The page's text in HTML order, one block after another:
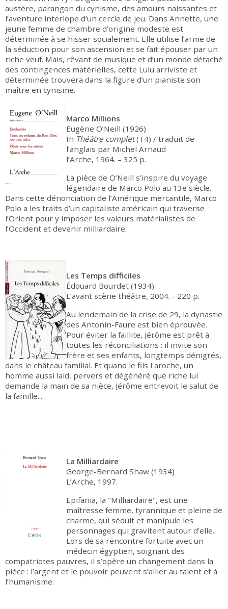
austère, parangon du cynisme, des amours naissantes et
l’aventure interlope d’un cercle de jeu. Dans Annette, une
jeune femme de chambre d’origine modeste est
déterminée à se hisser socialement. Elle utilise l’arme de
la séduction pour son ascension et se fait épouser par un
riche veuf. Mais, rêvant de musique et d’un monde détaché
des contingences matérielles, cette Lulu arriviste et
déterminée trouvera dans la figure d’un pianiste son
maître en cynisme.
Marco Millions
Eugène O’Neill (1926)
In Théâtre complet(T4) / traduit de
l’anglais par Michel Arnaud
l’Arche, 1964. – 325 p.
La pièce de O’Neill s’inspire du voyage
légendaire de Marco Polo au 13e siècle.
Dans cette dénonciation de l’Amérique mercantile, Marco
Polo a les traits d’un capitaliste américain qui traverse
l’Orient pour y imposer les valeurs matérialistes de
l’Occident et devenir milliardaire.
Les Temps difficiles
Édouard Bourdet (1934)
L’avant scène théâtre, 2004. - 220 p.
Au lendemain de la crise de 29, la dynastie
des Antonin-Faure est bien éprouvée.
Pour éviter la faillite, Jérôme est prêt à
toutes les réconciliations : il invite son
frère et ses enfants, longtemps dénigrés,
dans le château familial. Et quand le fils Laroche, un
homme aussi laid, pervers et dégénéré que riche lui
demande la main de sa nièce, Jérôme entrevoit le salut de
la famille...
La Milliardaire
George-Bernard Shaw (1934)
L’Arche, 1997.
Epifania, la "Milliardaire", est une
maîtresse femme, tyrannique et pleine de
charme, qui séduit et manipule les
personnages qui gravitent autour d’elle.
Lors de sa rencontre fortuite avec un
médecin égyptien, soignant des
compatriotes pauvres, il s’opère un changement dans la
pièce : l’argent et le pouvoir peuvent s’allier au talent et à
l’humanisme.